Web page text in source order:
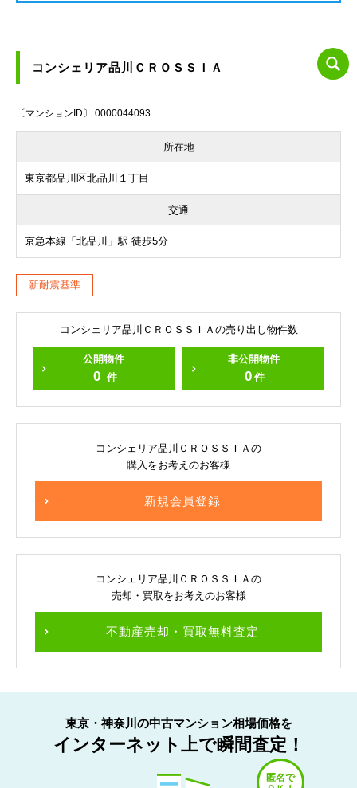
コンシェリア品川ＣＲＯＳＳＩＡ
〔マンションID〕 0000044093
所在地
東京都品川区北品川１丁目
交通
京急本線「北品川」駅 徒歩5分
新耐震基準
コンシェリア品川ＣＲＯＳＳＩＡの売り出し物件数
公開物件
0 件
非公開物件
0 件
コンシェリア品川ＣＲＯＳＳＩＡの
購入をお考えのお客様
新規会員登録
コンシェリア品川ＣＲＯＳＳＩＡの
売却・買取をお考えのお客様
不動産売却・買取無料査定
東京・神奈川の中古マンション相場価格を
インターネット上で瞬間査定！